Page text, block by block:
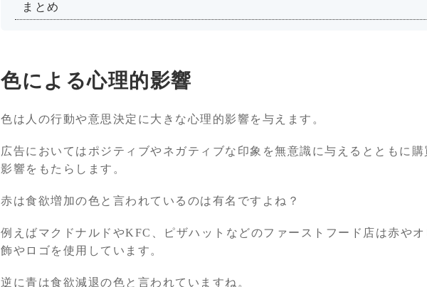
まとめ
色による心理的影響
色は人の行動や意思決定に大きな心理的影響を与えます。
広告においてはポジティブやネガティブな印象を無意識に与えるとともに
影響をもたらします。
赤は食欲増加の色と言われているのは有名ですよね？
例えばマクドナルドやKFC、ピザハットなどのファーストフード店は赤や
飾やロゴを使用しています。
逆に青は食欲減退の色と言われていますね。